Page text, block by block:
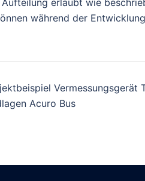
während der
Vermessungsgerät
Acuro Bus